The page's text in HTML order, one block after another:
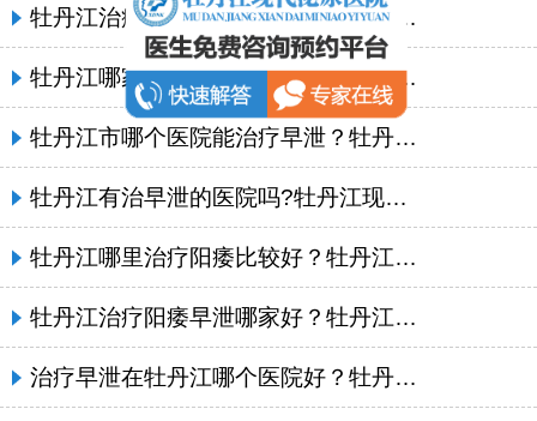
牡丹江治疗阳痿医院哪家好？牡丹江现代泌尿男科医院
牡丹江哪家医院治早泄比较好？牡丹江哪个早泄医院好
牡丹江市哪个医院能治疗早泄？牡丹江治疗早泄的医院
牡丹江有治早泄的医院吗?牡丹江现代泌尿男科医院
牡丹江哪里治疗阳痿比较好？牡丹江现代泌尿男科医院
牡丹江治疗阳痿早泄哪家好？牡丹江现代泌尿医院
治疗早泄在牡丹江哪个医院好？牡丹江现代泌尿男科医院